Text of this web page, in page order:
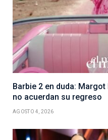
Barbie 2 en duda:
no acuerdan su regreso
AGOSTO 4, 2026